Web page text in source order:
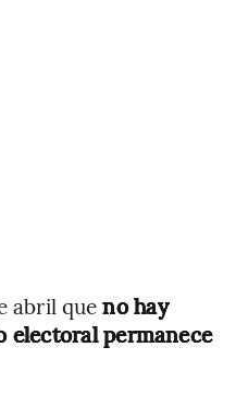
abril queno hay
electoral permanece